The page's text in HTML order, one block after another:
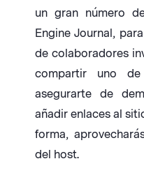
un gran número
Engine Journal,
de colaboradores
compartir uno
asegurarte de
añadir enlaces al
forma,
del host.